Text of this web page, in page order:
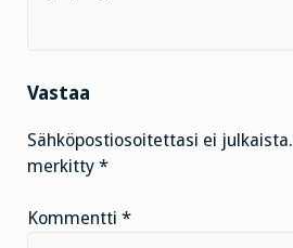
Vastaa
Sähköpostiosoitettasi ei julkaista.
merkitty *
Kommentti *